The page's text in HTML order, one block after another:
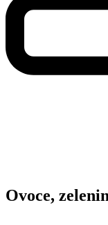
Ovoce,